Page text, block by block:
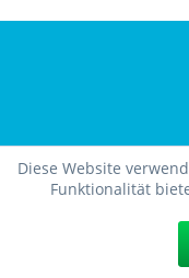
Diese Website
Funktionalität